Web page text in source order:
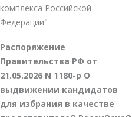
комплекса Российской
Федерации"
Распоряжение
Правительства РФ от
21.05.2026 N 1180-р О
выдвижении кандидатов
для избрания в качестве